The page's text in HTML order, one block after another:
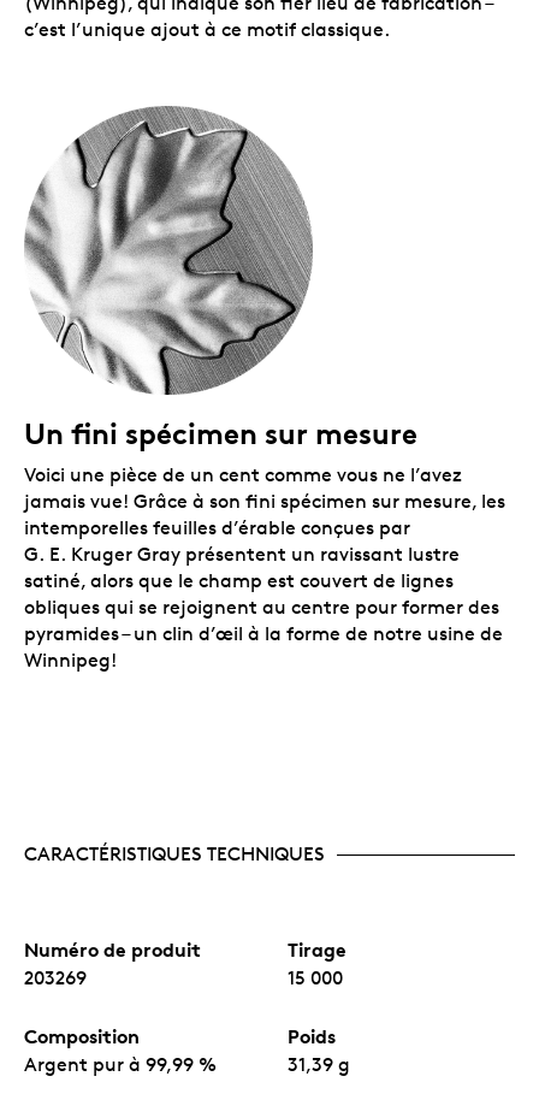
c’est l’unique ajout à ce motif classique.
Un fini spécimen sur mesure
Voici une pièce de un cent comme vous ne l’avez
jamais vue! Grâce à son fini spécimen sur mesure, les
intemporelles feuilles d’érable conçues par
G. E. Kruger Gray présentent un ravissant lustre
satiné, alors que le champ est couvert de lignes
obliques qui se rejoignent au centre pour former des
pyramides – un clin d’œil à la forme de notre usine de
Winnipeg!
CARACTÉRISTIQUES TECHNIQUES
Numéro de produit
203269
Tirage
15 000
Composition
Argent pur à 99,99 %
Poids
31,39 g